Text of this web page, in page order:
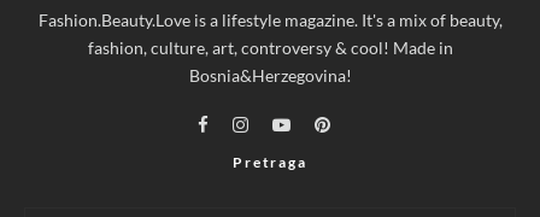
Fashion.Beauty.Love is a lifestyle magazine. It's a mix of beauty,
fashion, culture, art, controversy & cool! Made in
Bosnia&Herzegovina!
Pretraga